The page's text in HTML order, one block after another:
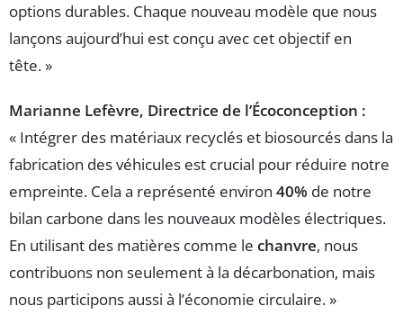
options durables. Chaque nouveau modèle que nous
lançons aujourd’hui est conçu avec cet objectif en
tête. »
Marianne Lefèvre, Directrice de l’Écoconception :
« Intégrer des matériaux recyclés et biosourcés dans la
fabrication des véhicules est crucial pour réduire notre
empreinte. Cela a représenté environ 40% de notre
bilan carbone dans les nouveaux modèles électriques.
En utilisant des matières comme le chanvre, nous
contribuons non seulement à la décarbonation, mais
nous participons aussi à l’économie circulaire. »